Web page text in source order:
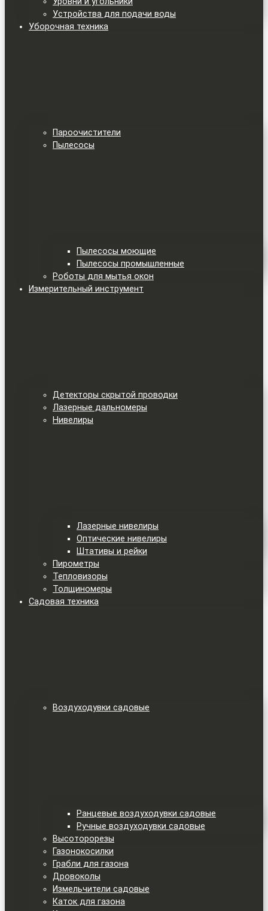
Устройства для подачи воды
Уборочная техника
Пароочистители
Пылесосы
Пылесосы моющие
Пылесосы промышленные
Роботы для мытья окон
Измерительный инструмент
Детекторы скрытой проводки
Лазерные дальномеры
Нивелиры
Лазерные нивелиры
Оптические нивелиры
Штативы и рейки
Пирометры
Тепловизоры
Толщиномеры
Садовая техника
Воздуходувки садовые
Ранцевые воздуходувки садовые
Ручные воздуходувки садовые
Высоторорезы
Газонокосилки
Грабли для газона
Дровоколы
Измельчители садовые
Каток для газона